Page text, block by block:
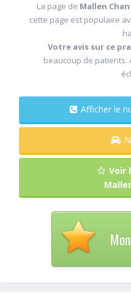
La page de Mallen
cette page est populaire
Votre avis sur ce
beaucoup de patients.
Voir